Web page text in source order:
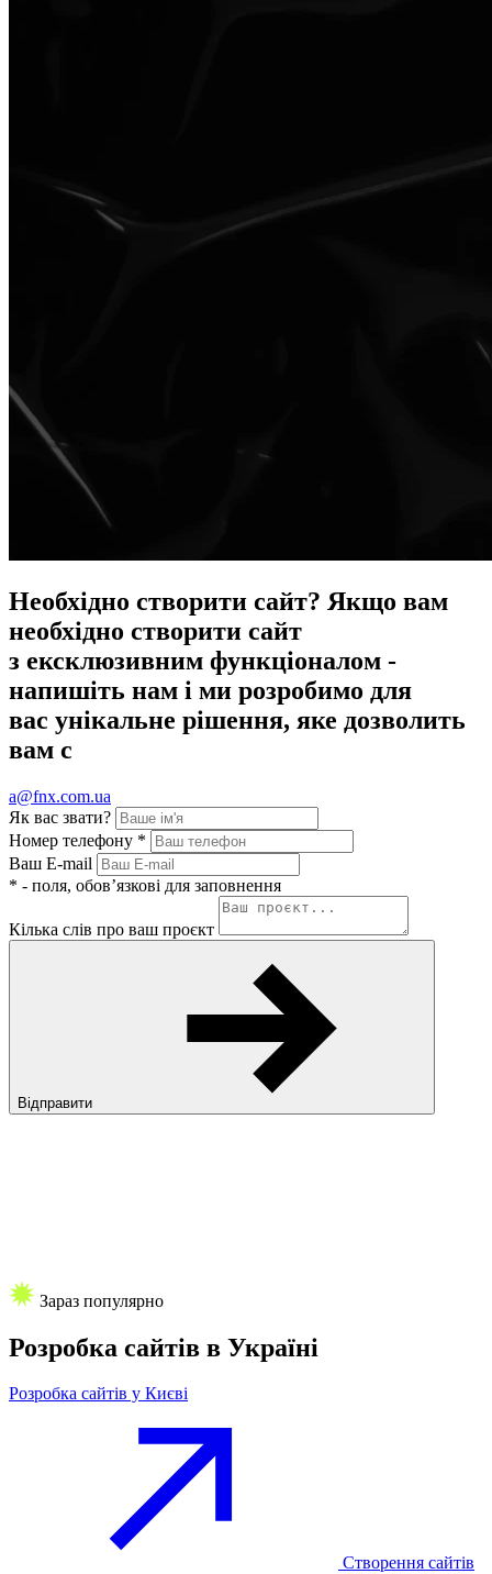
Необхідно створити сайт? Якщо вам
необхідно створити сайт
з ексклюзивним функціоналом -
напишіть нам і ми розробимо для
вас унікальне рішення, яке дозволить
вам с
a@fnx.com.ua
Як вас звати?
Номер телефону *
Ваш E-mail
* - поля, обов’язкові для заповнення
Кілька слів про ваш проєкт
Відправити
Зараз популярно
Розробка сайтів в Україні
Розробка сайтів у Києві
Створення сайтів